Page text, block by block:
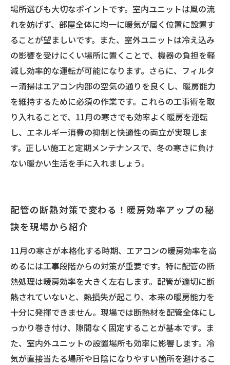
場所選びも大切なポイントです。室内ユニットは風の流
れを妨げず、部屋全体に均一に暖気が届く位置に設置す
ることが望ましいです。また、室外ユニットは冷え込み
の影響を受けにくい場所に置くことで、機器の負担を軽
減し効率的な運転が可能になります。さらに、フィルタ
ー清掃はエアコン内部の空気の通りを良くし、暖房能力
を維持するために必須の作業です。これらの工事術を取
り入れることで、11月の寒さでも効率よく暖房を運転
し、エネルギー消費の抑制と快適性の両立が実現しま
す。正しい施工と定期メンテナンスで、冬の寒さに負け
ない暖かい生活を手に入れましょう。
配管の断熱対策で変わる！暖房効率アップの秘
訣を現場から紹介
11月の寒さが本格化する時期、エアコンの暖房効率を高
めるには工事段階からの対策が重要です。特に配管の断
熱処理は暖房効率を大きく左右します。配管が適切に断
熱されていないと、熱損失が起こり、本来の暖房能力を
十分に発揮できません。現場では断熱材を配管全体にし
っかり巻き付け、隙間なく固定することが基本です。ま
た、室内外ユニットの設置場所も効率に影響します。冷
気が直接当たる場所や日陰になりやすい箇所を避けるこ